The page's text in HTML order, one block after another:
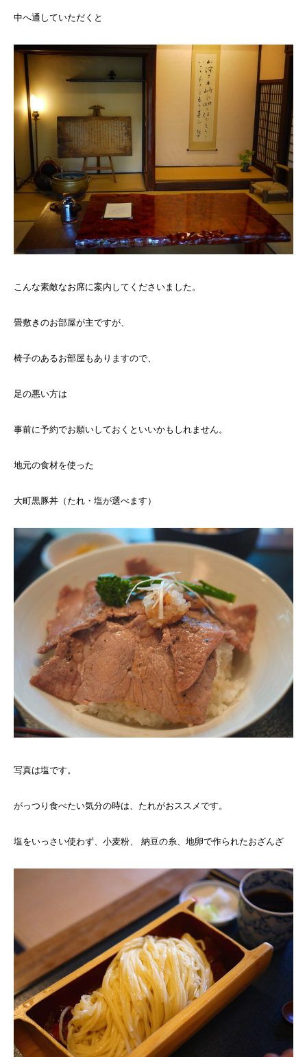
中へ通していただくと
こんな素敵なお席に案内してくださいました。
畳敷きのお部屋が主ですが、
椅子のあるお部屋もありますので、
足の悪い方は
事前に予約でお願いしておくといいかもしれません。
地元の食材を使った
大町黒豚丼（たれ・塩が選べます）
写真は塩です。
がっつり食べたい気分の時は、たれがおススメです。
塩をいっさい使わず、小麦粉、 納豆の糸、地卵で作られたおざんざ